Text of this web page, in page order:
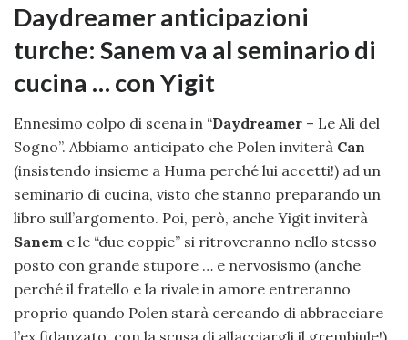
Daydreamer anticipazioni
turche: Sanem va al seminario di
cucina … con Yigit
Ennesimo colpo di scena in “Daydreamer – Le Ali del
Sogno”. Abbiamo anticipato che Polen inviterà Can
(insistendo insieme a Huma perché lui accetti!) ad un
seminario di cucina, visto che stanno preparando un
libro sull’argomento. Poi, però, anche Yigit inviterà
Sanem e le “due coppie” si ritroveranno nello stesso
posto con grande stupore … e nervosismo (anche
perché il fratello e la rivale in amore entreranno
proprio quando Polen starà cercando di abbracciare